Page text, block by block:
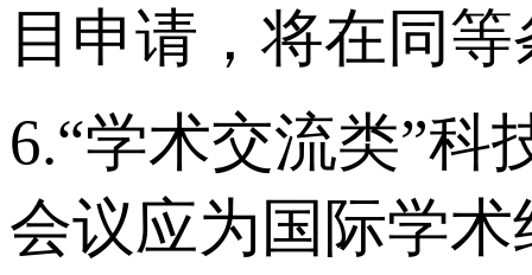
目申请，将在同
6.“学术交流类”科
会议应为国际学